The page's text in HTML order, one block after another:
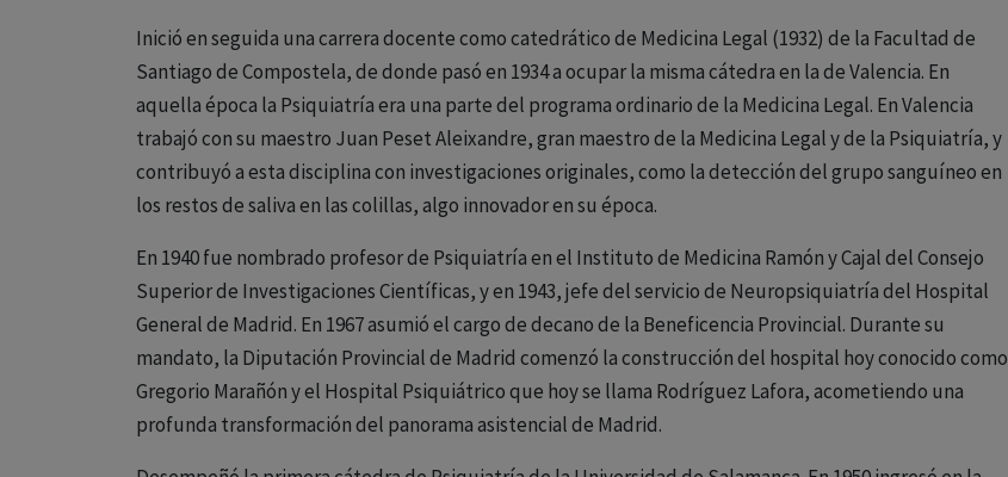
Inició en seguida una carrera docente como catedrático de Medicina Legal (1932) de la Facultad de
Santiago de Compostela, de donde pasó en 1934 a ocupar la misma cátedra en la de Valencia. En
aquella época la Psiquiatría era una parte del programa ordinario de la Medicina Legal. En Valencia
trabajó con su maestro Juan Peset Aleixandre, gran maestro de la Medicina Legal y de la Psiquiatría, y
contribuyó a esta disciplina con investigaciones originales, como la detección del grupo sanguíneo en
los restos de saliva en las colillas, algo innovador en su época.
En 1940 fue nombrado profesor de Psiquiatría en el Instituto de Medicina Ramón y Cajal del Consejo
Superior de Investigaciones Científicas, y en 1943, jefe del servicio de Neuropsiquiatría del Hospital
General de Madrid. En 1967 asumió el cargo de decano de la Beneficencia Provincial. Durante su
mandato, la Diputación Provincial de Madrid comenzó la construcción del hospital hoy conocido como
Gregorio Marañón y el Hospital Psiquiátrico que hoy se llama Rodríguez Lafora, acometiendo una
profunda transformación del panorama asistencial de Madrid.